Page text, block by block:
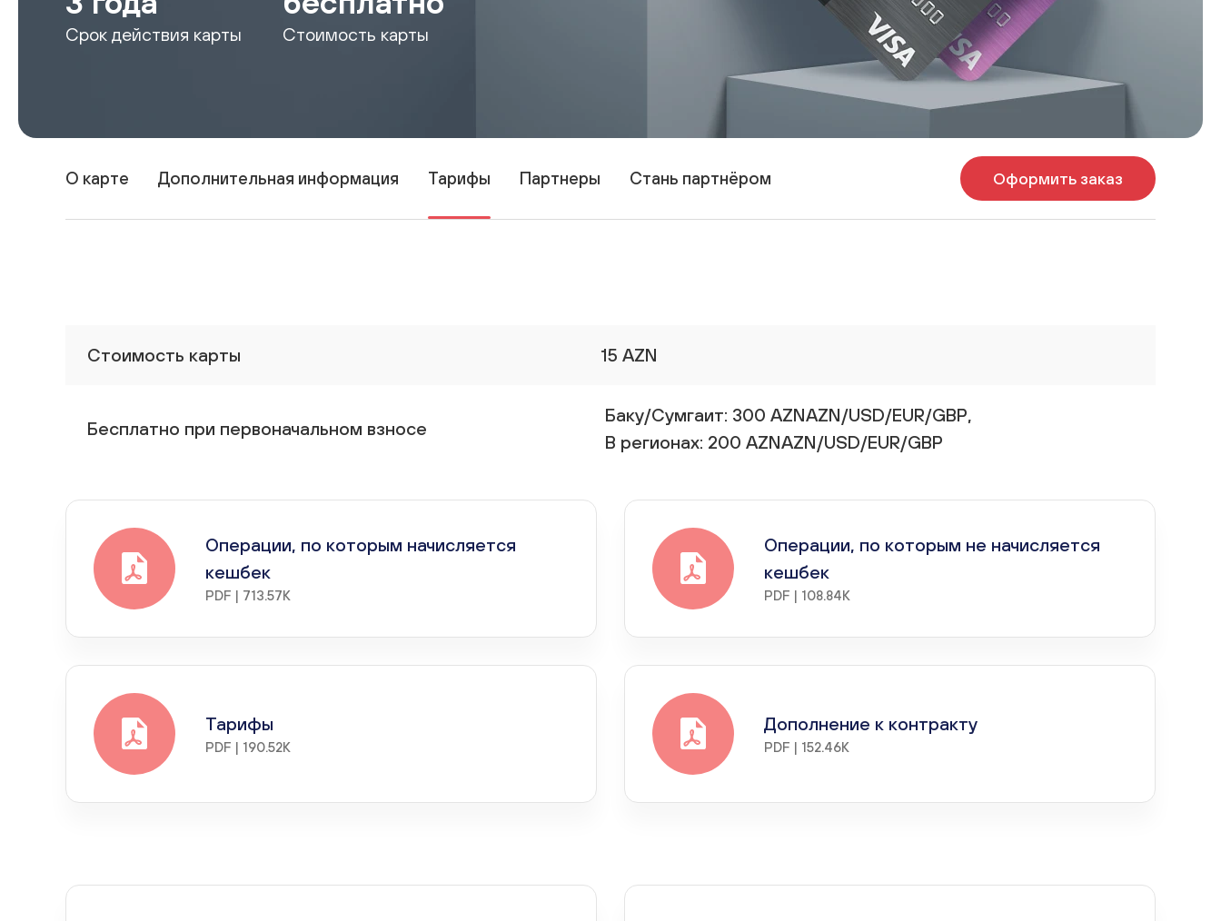
Тарифы
Срок действия карты Стоимость карты
О карте Дополнительная информация Тарифы Партнеры Стань партнёром Оформить заказ
Стоимость карты 15 AZN
Бесплатно при первоначальном взносе
Баку/Сумгаит: 300 AZNAZN/USD/EUR/GBP,
В регионах: 200 AZNAZN/USD/EUR/GBP
Операции, по которым начисляется
кешбек
PDF | 713.57K
Операции, по которым не начисляется
кешбек
PDF | 108.84K
Тарифы
PDF | 190.52K
Дополнение к контракту
PDF | 152.46K